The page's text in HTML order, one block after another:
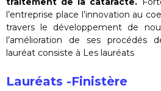
l’entreprise place l’innovation au
travers le développement de
l’amélioration de ses procédés
lauréat consiste à Les lauréats
Lauréats -Finistère